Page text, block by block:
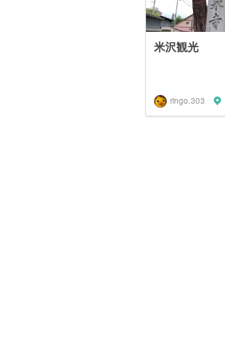
米沢観光
ringo.303